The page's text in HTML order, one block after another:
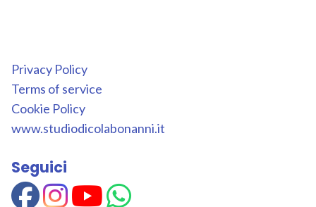
Privacy Policy
Terms of service
Cookie Policy
www.studiodicolabonanni.it
Seguici